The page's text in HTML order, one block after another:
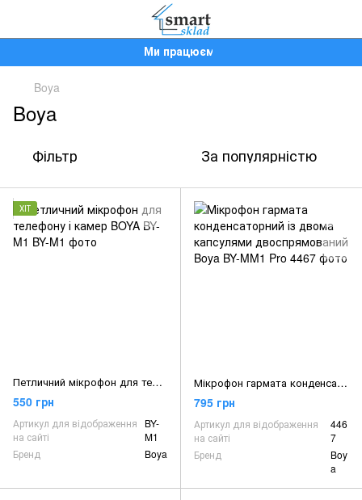
Ми працюємо!
Boya
Boya
Фільтр За популярністю
ХІТ
Петличний мікрофон для телефону і камер BOYA BY-M1
550 грн
Артикул для відображення
на сайті
BY-
M1
Бренд
Boya
Мікрофон гармата конденсаторний із двома капсулями двоспрямований Boya BY-MM1 Pro
795 грн
Артикул для відображення
на сайті
446
7
Бренд
Boy
a